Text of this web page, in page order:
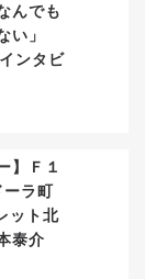
んでも
い」
ンタビ
】Ｆ１
ーラ町
ット北
泰介